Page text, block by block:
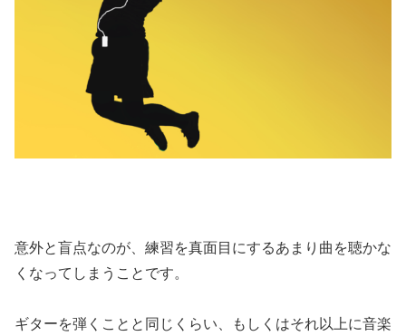
意外と盲点なのが、練習を真面目にするあまり曲を聴かな
くなってしまうことです。
ギターを弾くことと同じくらい、もしくはそれ以上に音楽